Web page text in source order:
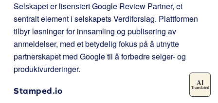
Selskapet er lisensiert Google Review Partner, et
sentralt element i selskapets Verdiforslag. Plattformen
tilbyr løsninger for innsamling og publisering av
anmeldelser, med et betydelig fokus på å utnytte
partnerskapet med Google til å forbedre selger- og
produktvurderinger.
Stamped.io